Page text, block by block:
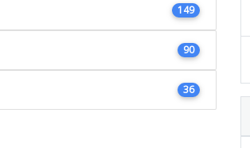
149
90
36